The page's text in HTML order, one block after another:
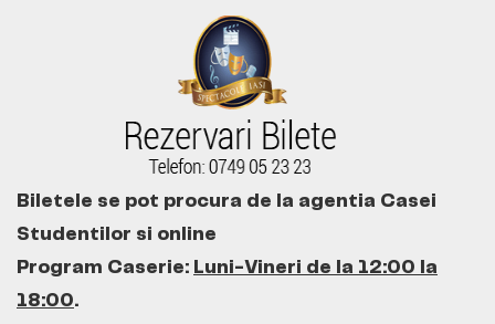
Biletele se pot procura de la agentia Casei
Studentilor si online
Program Caserie: Luni-Vineri de la 12:00 la
18:00.